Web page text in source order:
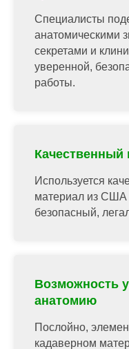
Специалисты
анатомическими
секретами и
уверенной,
работы.
Качественный
Используется
материал из США
безопасный,
Возможность
анатомию
Послойно,
кадаверном